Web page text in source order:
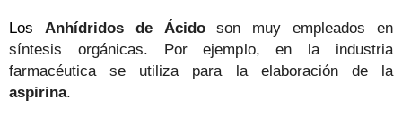
Los Anhídridos de Ácidoson muy empleados en
síntesis orgánicas. Por ejemplo, en la industria
farmacéutica se utiliza para la elaboración de la
aspirina.